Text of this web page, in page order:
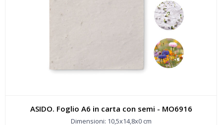
ASIDO. Foglio A6 in carta con semi - MO6916
Dimensioni: 10,5x14,8x0 cm